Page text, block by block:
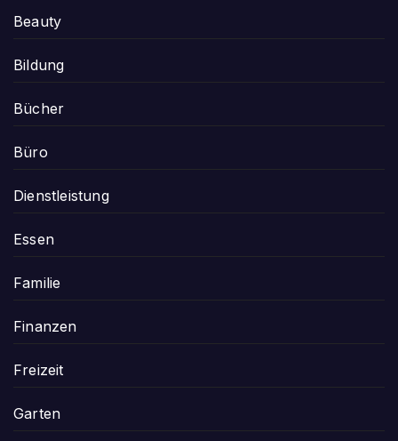
Beauty
Bildung
Bücher
Büro
Dienstleistung
Essen
Familie
Finanzen
Freizeit
Garten